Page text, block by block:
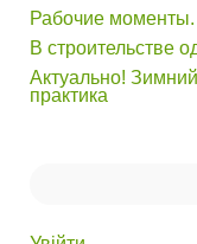
Рабочие
В строительстве
Актуально!
практика